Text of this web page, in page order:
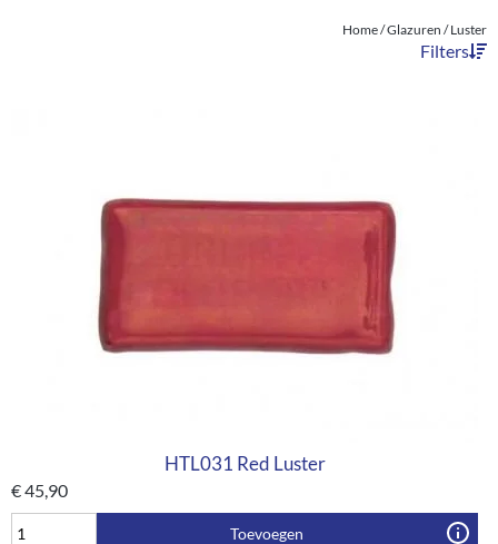
Home/Glazuren / Luster
Filters
HTL031 Red Luster
€45,90
Toevoegen